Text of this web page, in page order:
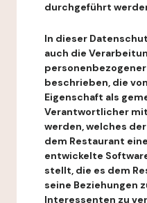
durchgeführt
In dieser
auch die
beschrieben, die
Eigenschaft als
Verantwortlicher
werden, welches
dem Restaurant
entwickelte
stellt, die es dem
seine Beziehungen
Interessenten zu